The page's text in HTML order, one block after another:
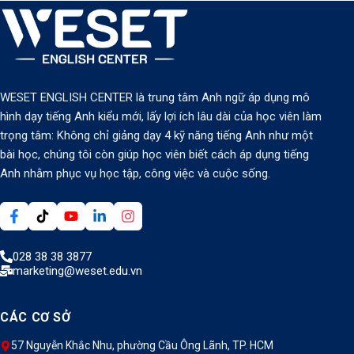
WESET ENGLISH CENTER là trung tâm Anh ngữ áp dụng mô
hình dạy tiếng Anh kiểu mới, lấy lợi ích lâu dài của học viên làm
trọng tâm: Không chỉ giảng dạy 4 kỹ năng tiếng Anh như một
bài học, chúng tôi còn giúp học viên biết cách áp dụng tiếng
Anh nhằm phục vụ học tập, công việc và cuộc sống.
028 38 38 3877
marketing@weset.edu.vn
CÁC CƠ SỞ
57 Nguyễn Khắc Nhu, phường Cầu Ông Lãnh, TP. HCM